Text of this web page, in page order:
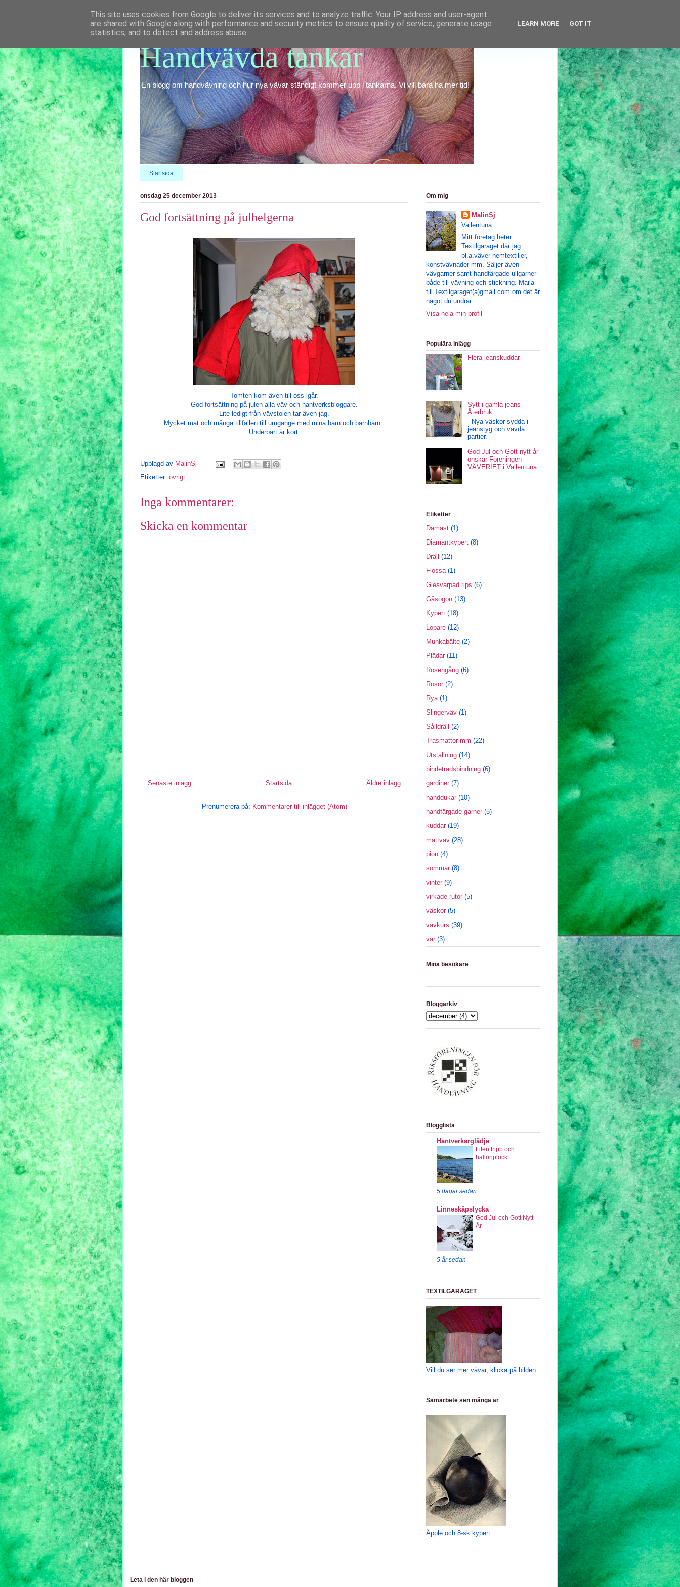
Handvävda tankar
En blogg om handvävning och hur nya vävar ständigt kommer upp i tankarna. Vi vill bara ha mer tid!
Startsida
onsdag 25 december 2013
God fortsättning på julhelgerna
Tomten kom även till oss igår.
God fortsättning på julen alla väv och hantverksbloggare.
Lite ledigt från vävstolen tar även jag.
Mycket mat och många tillfällen till umgänge med mina barn och barnbarn.
Underbart är kort.
Upplagd av MalinSj
Etiketter: övrigt
Inga kommentarer:
Skicka en kommentar
Senaste inlägg Äldre inlägg
Startsida
Prenumerera på: Kommentarer till inlägget (Atom)
Om mig
MalinSj
Vallentuna
Mitt företag heter
Textilgaraget där jag
bl.a.väver hemtextilier,
konstvävnader mm. Säljer även
vävgarner samt handfärgade ullgarner
både till vävning och stickning. Maila
till Textilgaraget(a)gmail.com om det är
något du undrar.
Visa hela min profil
Populära inlägg
Flera jeanskuddar
Sytt i gamla jeans -
Återbruk
Nya väskor sydda i
jeanstyg och vävda
partier.
God Jul och Gott nytt år
önskar Föreningen
VÄVERIET i Vallentuna
Etiketter
Damast (1)
Diamantkypert (8)
Dräll (12)
Flossa (1)
Glesvarpad rips (6)
Gåsögon (13)
Kypert (18)
Löpare (12)
Munkabälte (2)
Plädar (11)
Rosengång (6)
Rosor (2)
Rya (1)
Slingerväv (1)
Sålldräll (2)
Trasmattor mm (22)
Utställning (14)
bindetrådsbindning (6)
gardiner (7)
handdukar (10)
handfärgade garner (5)
kuddar (19)
mattväv (28)
pion (4)
sommar (8)
vinter (9)
virkade rutor (5)
väskor (5)
vävkurs (39)
vår (3)
Mina besökare
Bloggarkiv
Blogglista
Hantverkarglädje
Liten tripp och
hallonplock
5 dagar sedan
Linneskåpslycka
God Jul och Gott Nytt
År
5 år sedan
TEXTILGARAGET
Vill du ser mer vävar, klicka på bilden.
Samarbete sen många år
Äpple och 8-sk kypert
Leta i den här bloggen
This site uses cookies from Google to deliver its services and to analyze traffic. Your IP address and user-agent
are shared with Google along with performance and security metrics to ensure quality of service, generate usage
statistics, and to detect and address abuse.
LEARN MORE GOT IT